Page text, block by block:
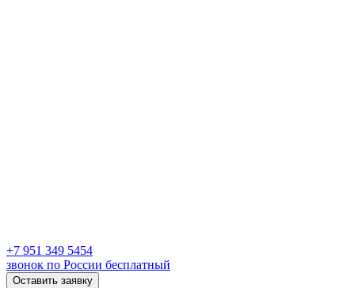
+7 951 349 5454
звонок по России бесплатный
Оставить заявку